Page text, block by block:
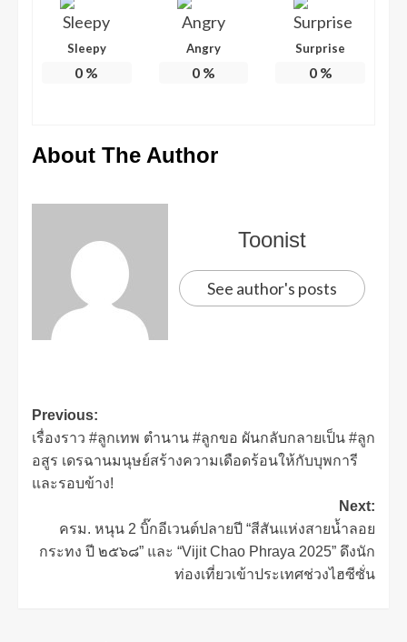
Sleepy
0 %
Angry
0%
Surprise
0%
About The Author
Toonist
See author's posts
Previous:
เรื่องราว #ลูกเทพ ตำนาน #ลูกขอ ผันกลับกลายเป็น #ลูก
อสูร เดรฉานมนุษย์สร้างความเดือดร้อนให้กับบุพการี
และรอบข้าง!
Next:
ครม. หนุน 2 บิ๊กอีเวนต์ปลายปี “สีสันแห่งสายน้ำลอย
กระทง ปี ๒๕๖๘” และ “Vijit Chao Phraya 2025” ดึงนัก
ท่องเที่ยวเข้าประเทศช่วงไฮซีซั่น